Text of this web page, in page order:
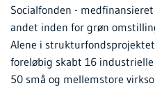
Socialfonden -
andet inden for grøn
Alene i
foreløbig skabt 16
50 små og mellemstore